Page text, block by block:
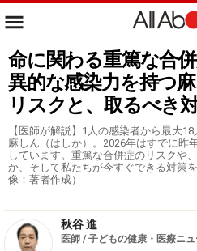
命に関わる重篤な合
異的な感染力を持つ
リスクと、取るべき
【医師が解説】1人の感染者から最大
麻しん（はしか）。2026年はすでに昨
しています。重篤な合併症のリスクや
か、そして私たちが今すぐできる対策
像：著者作成）
秋谷 進
医師 / 子どもの健康・医療ニ